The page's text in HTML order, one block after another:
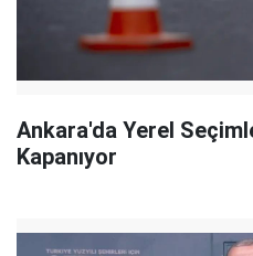
Ankara'da Yerel
Kapanıyor